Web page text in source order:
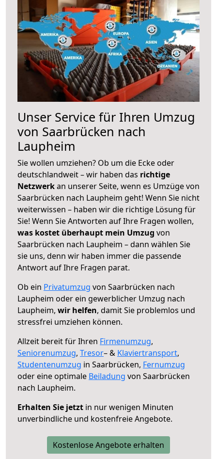
Unser Service für Ihren Umzug
von Saarbrücken nach
Laupheim
Sie wollen umziehen? Ob um die Ecke oder
deutschlandweit – wir haben das richtige
Netzwerkan unserer Seite, wenn es Umzüge von
Saarbrücken nach Laupheim geht! Wenn Sie nicht
weiterwissen – haben wir die richtige Lösung für
Sie! Wenn Sie Antworten auf Ihre Fragen wollen,
was kostet überhaupt mein Umzug von
Saarbrücken nach Laupheim – dann wählen Sie
sie uns, denn wir haben immer die passende
Antwort auf Ihre Fragen parat.
Ob ein Privatumzug von Saarbrücken nach
Laupheim oder ein gewerblicher Umzug nach
Laupheim, wir helfen, damit Sie problemlos und
stressfrei umziehen können.
Allzeit bereit für Ihren Firmenumzug,
Seniorenumzug, Tresor– & Klaviertransport,
Studentenumzug in Saarbrücken, Fernumzug
oder eine optimale Beiladung von Saarbrücken
nach Laupheim.
Erhalten Sie jetzt in nur wenigen Minuten
unverbindliche und kostenfreie Angebote.
Kostenlose Angebote erhalten